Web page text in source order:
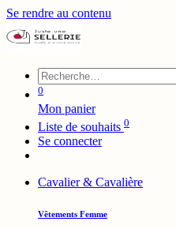
Se rendre au contenu
0
Mon panier
Liste de souhaits 0
Se connecter
Cavalier & Cavalière
Vêtements Femme